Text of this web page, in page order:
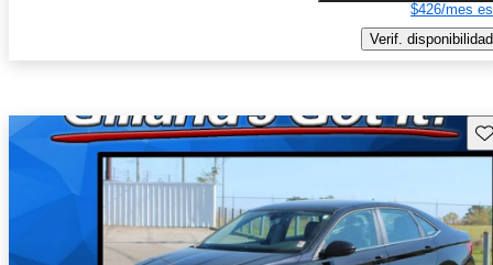
$426/mes
Verif. disponibilidad